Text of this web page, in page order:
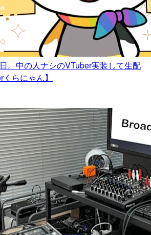
。中の人ナシのVTuber実装して生配
らにゃん】